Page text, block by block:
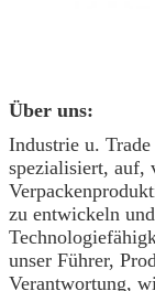
Über uns:
Industrie u.
spezialisiert, auf,
zu entwickeln
unser Führer,
Verantwortung,